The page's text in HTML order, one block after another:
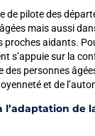
de pilote des
mais aussi
proches aidants.
s’appuie sur la
des personnes
et de
l’adaptation de